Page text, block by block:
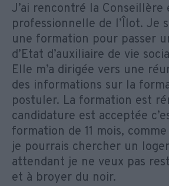
J’ai rencontré la Conseillère
professionnelle de l’Îlot. Je
une formation pour passer
d’Etat d’auxiliaire de vie
Elle m’a dirigée vers une
des informations sur la
postuler. La formation est
candidature est acceptée
formation de 11 mois,
je pourrais chercher un
attendant je ne veux pas
et à broyer du noir.